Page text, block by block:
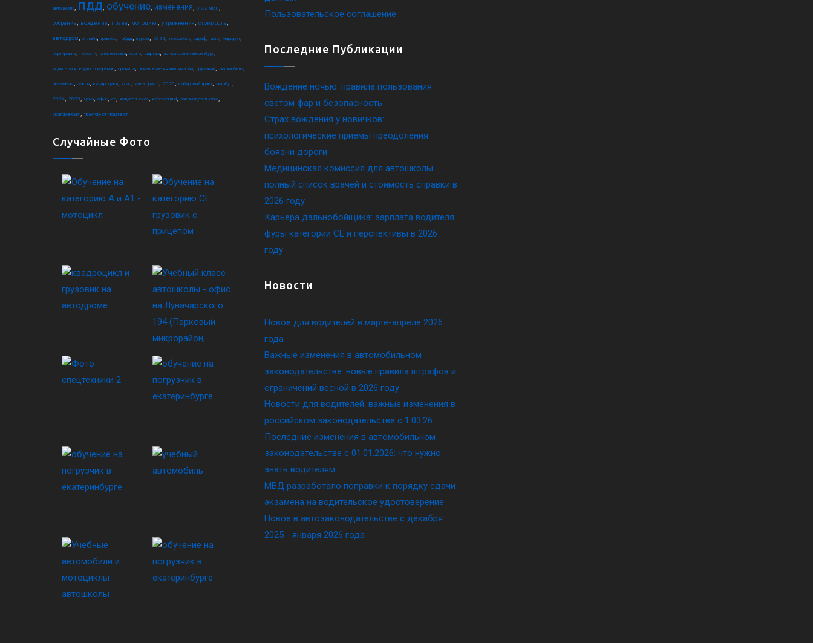
автошкола пдд обучение изменения экзамен
собрание вождение права мотоцикл упражнения стоимость
автодром онлайн трактор гибдд курсы 2022 техосмотр штраф авто маршрут
сортировка новости спецтехника осаго шарташ автошкола екатеринбург
водительское удостоверение правила повышение квалификации грузовик автомобиль
экзамены закон квадроцикл коап категория c 2025 сибирский тракт автобус
2024 2023 цена офис ce водительское категория d законодательство
екатеринбург тракторист-машинист
Случайные Фото
Пользовательское соглашение
Последние Публикации
Вождение ночью: правила пользования
светом фар и безопасность
Страх вождения у новичков:
психологические приемы преодоления
боязни дороги
Медицинская комиссия для автошколы:
полный список врачей и стоимость справки в
2026 году
Карьера дальнобойщика: зарплата водителя
фуры категории CE и перспективы в 2026
году
Новости
Новое для водителей в марте-апреле 2026
года
Важные изменения в автомобильном
законодательстве: новые правила штрафов и
ограничений весной в 2026 году
Новости для водителей: важные изменения в
российском законодательстве c 1.03.26
Последние изменения в автомобильном
законодательстве c 01.01.2026: что нужно
знать водителям
МВД разработало поправки к порядку сдачи
экзамена на водительское удостоверение
Новое в автозаконодательстве с декабря
2025 - января 2026 года